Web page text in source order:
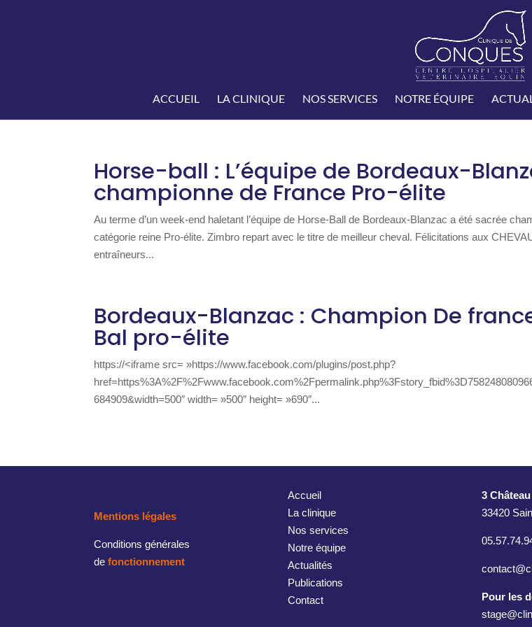
ACCUEIL LA CLINIQUE NOS SERVICES NOTRE ÉQUIPE
Horse-ball : L’équipe de Bordeaux-
championne de France Pro-élite
Au terme d’un week-end haletant l’équipe de Horse-Ball de Bordeaux-Blanzac a été sacrée
catégorie reine Pro-élite. Zimbro repart avec le titre de meilleur cheval. Félicitations aux
entraîneurs...
Bordeaux-Blanzac : Champion De
Bal pro-élite
https://<iframe src= »https://www.facebook.com/plugins/post.php?
684909&width=500″ width= »500″ height= »690″...
Mentions légales
Conditions générales
defonctionnement
Accueil
La clinique
Nos services
Notre équipe
Actualités
Publications
Contact
3
33420
Pour les